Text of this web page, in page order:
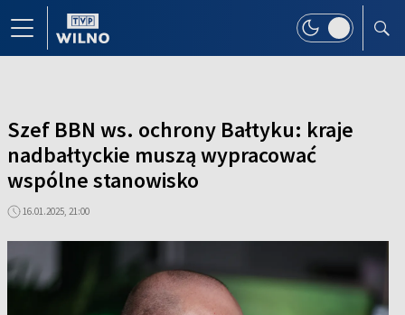
Szef BBN ws. ochrony Bałtyku: kraje
nadbałtyckie muszą wypracować
wspólne stanowisko
16.01.2025, 21:00